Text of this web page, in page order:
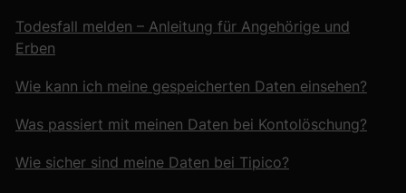
Todesfall melden – Anleitung für Angehörige und
Erben
Wie kann ich meine gespeicherten Daten einsehen?
Was passiert mit meinen Daten bei Kontolöschung?
Wie sicher sind meine Daten bei Tipico?